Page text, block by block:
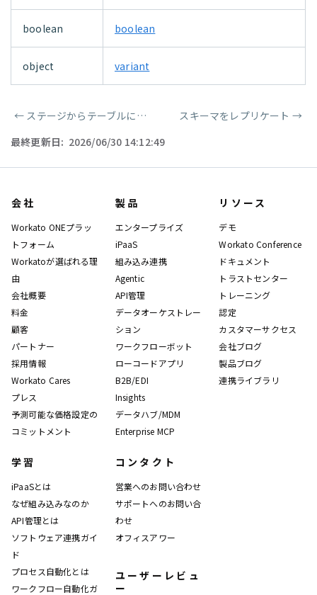
boolean boolean
object variant
ページャー
← ステージからテーブルに一括ロード スキーマをレプリケート →
最終更新日: 2026/06/30 14:12:49
会社
Workato ONEプラッ
トフォーム
Workatoが選ばれる理
由
会社概要
料金
顧客
パートナー
採用情報
Workato Cares
プレス
予測可能な価格設定の
コミットメント
製品
エンタープライズ
iPaaS
組み込み連携
Agentic
API管理
データオーケストレー
ション
ワークフローボット
ローコードアプリ
B2B/EDI
Insights
データハブ/MDM
Enterprise MCP
リソース
デモ
Workato Conference
ドキュメント
トラストセンター
トレーニング
認定
カスタマーサクセス
会社ブログ
製品ブログ
連携ライブラリ
学習
iPaaSとは
なぜ組み込みなのか
API管理とは
ソフトウェア連携ガイ
ド
プロセス自動化とは
ワークフロー自動化ガ
コンタクト
営業へのお問い合わせ
サポートへのお問い合
わせ
オフィスアワー
ユーザーレビュ
ー